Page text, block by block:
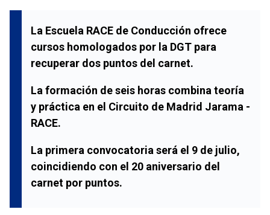
La Escuela RACE de Conducción ofrece
cursos homologados por la DGT para
recuperar dos puntos del carnet.
La formación de seis horas combina teoría
y práctica en el Circuito de Madrid Jarama -
RACE.
La primera convocatoria será el 9 de julio,
coincidiendo con el 20 aniversario del
carnet por puntos.